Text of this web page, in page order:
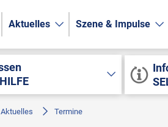
Aktuelles Szene & Impulse
Aktuelles Termine